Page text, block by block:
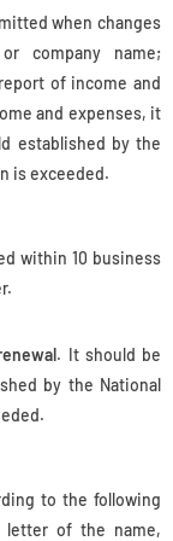
when changes
company name;
of income and
and expenses, it
established by the
is exceeded.
within 10 business
. It should be
by the National
to the following
letter of the name,